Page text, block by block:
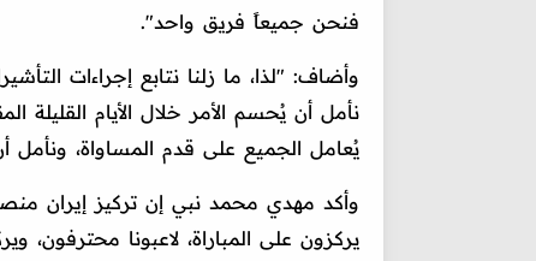
فنحن جميعاً فريق واحد".
وأضاف: "لذا، ما زلنا نتابع إجراءات
نأمل أن يُحسم الأمر خلال الأيام القليلة
يُعامل الجميع على قدم المساواة، ونأمل
وأكد مهدي محمد نبي إن تركيز إيران
يركزون على المباراة، لاعبونا محترفون،